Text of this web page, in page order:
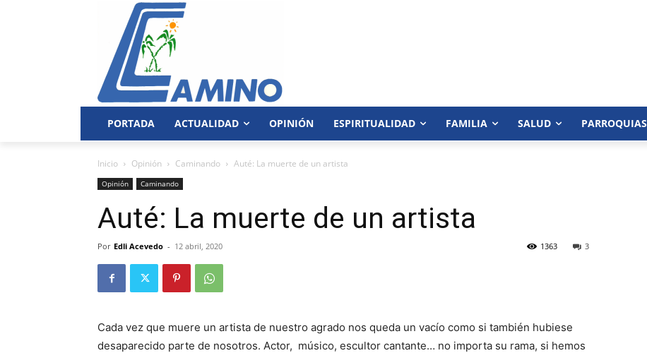
PORTADA ACTUALIDAD OPINIÓN ESPIRITUALIDAD FAMILIA SALUD PARROQUIAS
Inicio Opinión Caminando Auté: La muerte de un artista
Opinión Caminando
Auté: La muerte de un artista
Por Edli Acevedo - 12 abril, 2020 3
1363
Cada vez que muere un artista de nuestro agrado nos queda un vacío como si también hubiese
desaparecido parte de nosotros. Actor, músico, escultor cantante… no importa su rama, si hemos